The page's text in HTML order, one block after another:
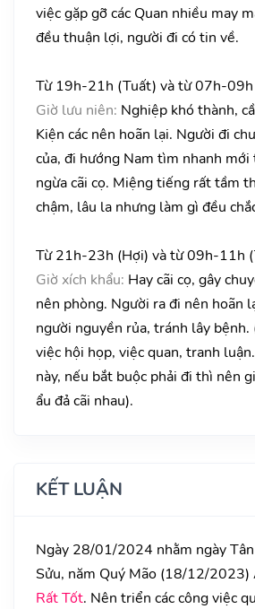
việc gặp gỡ các Quan nhiều may
đều thuận lợi, người đi có tin về.
Từ 19h-21h (Tuất) và từ 07h-09h
Giờ lưu niên: Nghiệp khó thành,
Kiện các nên hoãn lại. Người đi
của, đi hướng Nam tìm nhanh mới
ngừa cãi cọ. Miệng tiếng rất tầm
chậm, lâu la nhưng làm gì đều
Từ 21h-23h (Hợi) và từ 09h-11h
Giờ xích khẩu: Hay cãi cọ, gây
nên phòng. Người ra đi nên hoãn
người nguyền rủa, tránh lây bệnh.
việc hội họp, việc quan, tranh
này, nếu bắt buộc phải đi thì nên
ẩu đả cãi nhau).
KẾT LUẬN
Ngày 28/01/2024 nhằm ngày
Sửu, năm Quý Mão (18/12/2023)
Rất Tốt. Nên triển các công việc